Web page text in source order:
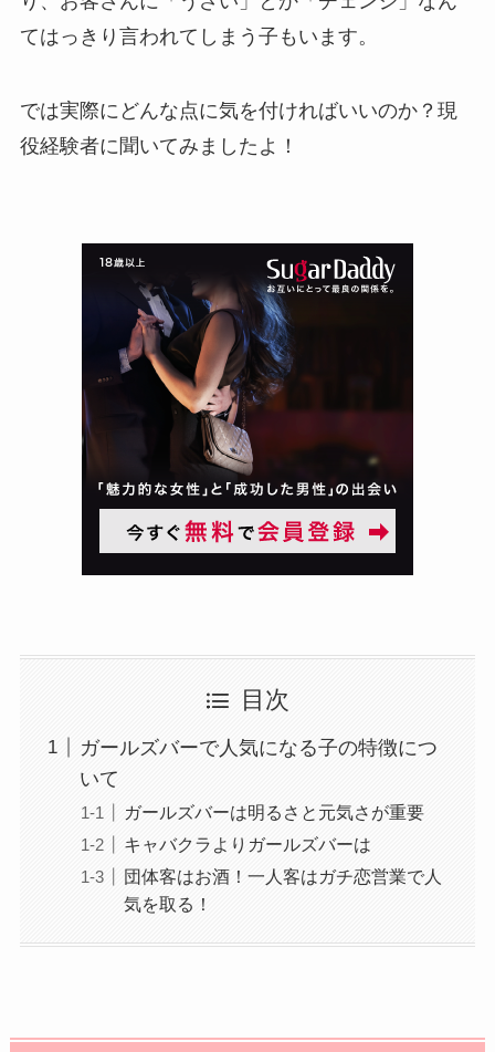
てはっきり言われてしまう子もいます。
では実際にどんな点に気を付ければいいのか？現
役経験者に聞いてみましたよ！
目次
ガールズバーで人気になる子の特徴につ
いて
ガールズバーは明るさと元気さが重要
キャバクラよりガールズバーは
団体客はお酒！一人客はガチ恋営業で人
気を取る！